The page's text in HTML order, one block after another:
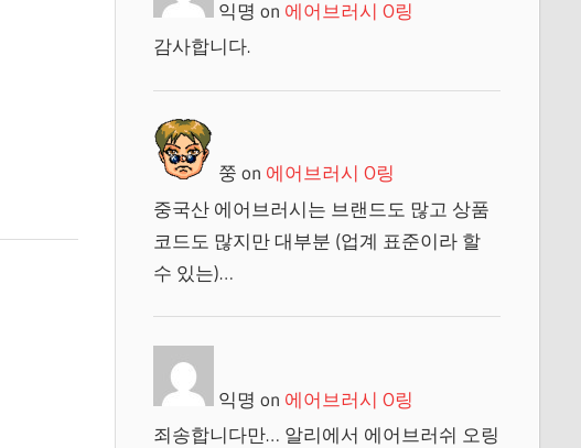
익명 on 에어브러시 O링
감사합니다.
쭝 on 에어브러시 O링
중국산 에어브러시는 브랜드도 많고 상품
코드도 많지만 대부분 (업계 표준이라 할
수 있는)…
익명 on 에어브러시 O링
죄송합니다만… 알리에서 에어브러쉬 오링